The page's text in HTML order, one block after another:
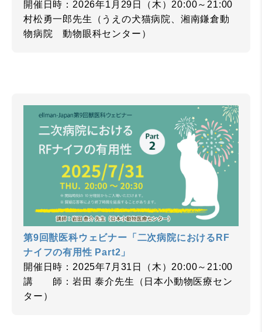
開催日時：2026年1月29日（木）20:00～21:00
村松勇一郎先生（うえの犬猫病院、湘南鎌倉動
物病院 動物眼科センター）
第9回獣医科ウェビナー「二次病院におけるRF
ナイフの有用性 Part2」
開催日時：2025年7月31日（木）20:00～21:00
講 師：岩田 泰介先生（日本小動物医療セン
ター）